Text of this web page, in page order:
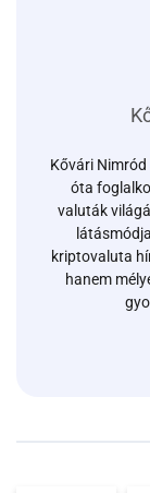
Kővári
óta
valuták
kriptovaluta
hanem